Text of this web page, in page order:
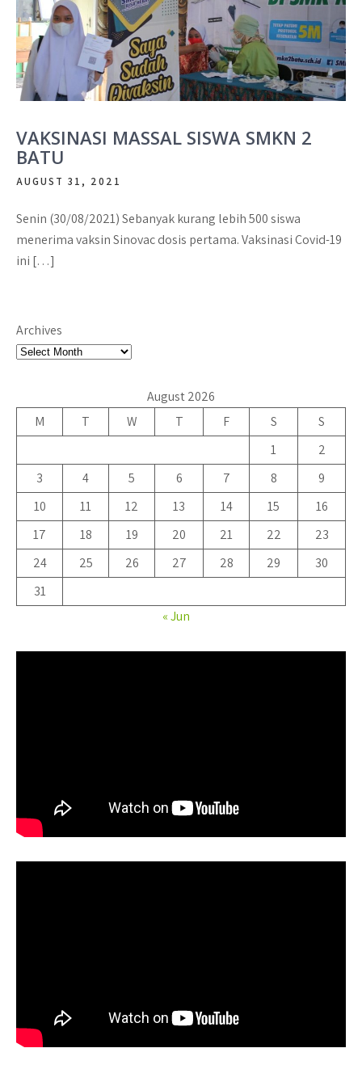
VAKSINASI MASSAL SISWA SMKN 2
BATU
AUGUST 31, 2021
Senin (30/08/2021) Sebanyak kurang lebih 500 siswa
menerima vaksin Sinovac dosis pertama. Vaksinasi Covid-19
ini […]
Archives
August 2026
M
T W T F S
S
1
2
3
4 5 6 7 8
9
10
11 12 13 14 15
16
17
18 19 20 21 22
23
24
25 26 27 28 29
30
31
« Jun